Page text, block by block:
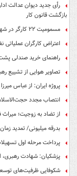
رأی جدید دیوان عدالت
بازگشت قانون کار
مسمومیت ۲۲ کارگر در شهرک صنعتی سعیدآباد گلپایگان بر اثر نشت گاز کلر
اعتراض کارگران
راهنمای خرید صندلی پشت
تصاویر هوایی از تشییع
پروژه ایران: از عباس
انتصاب مجدد
از تضاد به زوجیت؛ میراث
بدرقه میلیونی/ تمدید
پرداخت مرحله اول تسهیلات ۶۰ میلیون تومانی بازنشستگان تامین
پزشکیان: شهادت رهبری،
شکوفایی ظرفیت‌های